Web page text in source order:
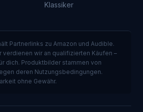
Klassiker
Partnerlinks zu Amazon und Audible.
verdienen wir an qualifizierten Käufen –
dich. Produktbilder stammen von
deren Nutzungsbedingungen.
ohne Gewähr.